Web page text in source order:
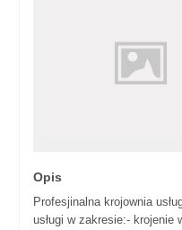
Opis
Profesjinalna krojownia
usługi w zakresie:- krojenie